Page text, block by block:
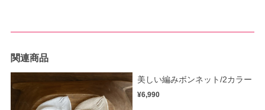
関連商品
美しい編みボンネット/2カラー
¥6,990